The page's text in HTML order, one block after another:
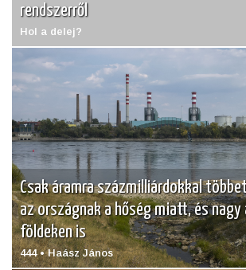
rendszerről
Hol a delej?
Csak áramra százmilliárdokkal
az országnak a hőség miatt, és nagy
földeken is
444 • Haász János